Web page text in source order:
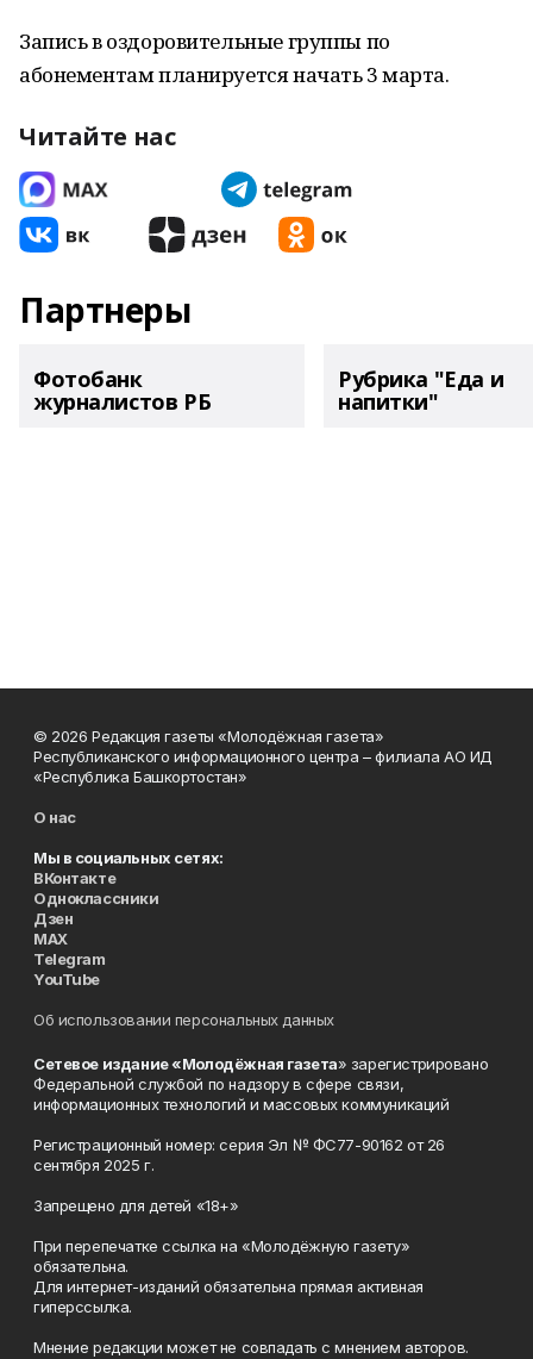
Запись в оздоровительные группы по
абонементам планируется начать 3 марта.
Читайте нас
Партнеры
Фотобанк
журналистов РБ
Рубрика "Еда и
напитки"
© 2026 Редакция газеты «Молодёжная газета»
Республиканского информационного центра – филиала АО ИД
«Республика Башкортостан»
О нас
Мы в социальных сетях:
ВКонтакте
Одноклассники
Дзен
MAX
Telegram
YouTube
Об использовании персональных данных
Сетевое издание «Молодёжная газета» зарегистрировано
Федеральной службой по надзору в сфере связи,
информационных технологий и массовых коммуникаций
Регистрационный номер: серия Эл № ФС77-90162 от 26
сентября 2025 г.
Запрещено для детей «18+»
При перепечатке ссылка на «Молодёжную газету»
обязательна.
Для интернет-изданий обязательна прямая активная
гиперссылка.
Мнение редакции может не совпадать с мнением авторов.